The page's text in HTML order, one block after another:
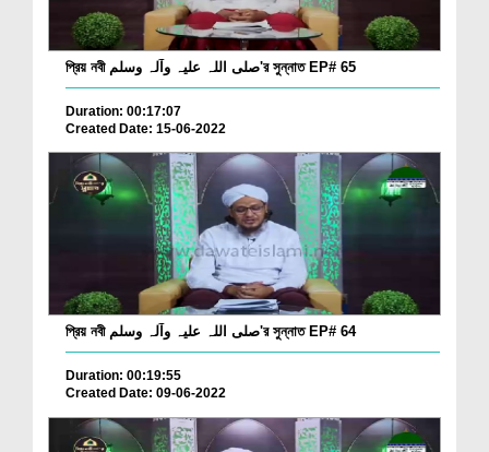
প্রিয় নবী صلی اللہ علیہ وآلہ وسلم'র সুন্নাত EP# 65
Duration: 00:17:07
Created Date: 15-06-2022
প্রিয় নবী صلی اللہ علیہ وآلہ وسلم'র সুন্নাত EP# 64
Duration: 00:19:55
Created Date: 09-06-2022